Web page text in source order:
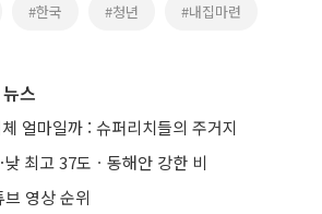
#한국 #청년 #내집마련
스
얼마일까 : 슈퍼리치들의 주거지
최고 37도ㆍ동해안 강한 비
영상 순위